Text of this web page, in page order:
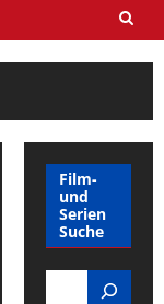
Film-
und
Serien
Suche
Search